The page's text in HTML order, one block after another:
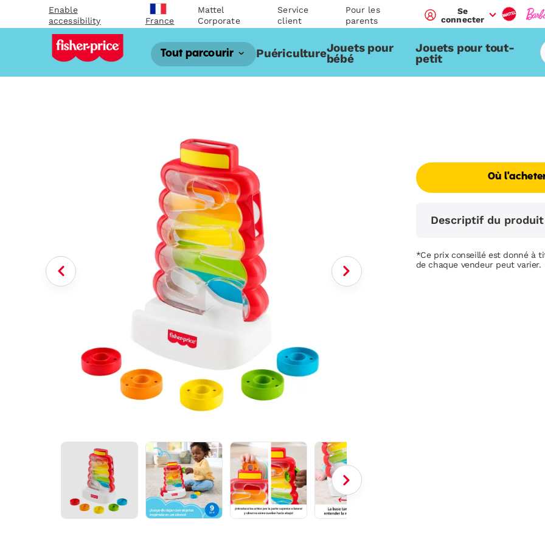
Enable
accessibility
France
Mattel
Corporate
Service
client
Pour les
parents
Se
connecter
Tout parcourir PuéricultureJouets pour
bébé
Jouets pour tout-
petit
Où
Descriptif du produit
*Ce prix conseillé est donné à
de chaque vendeur peut varier.